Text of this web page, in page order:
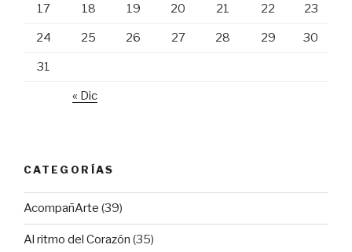
17 18 19 20 21 22 23
24 25 26 27 28 29 30
31
« Dic
CATEGORÍAS
AcompañArte (39)
Al ritmo del Corazón (35)